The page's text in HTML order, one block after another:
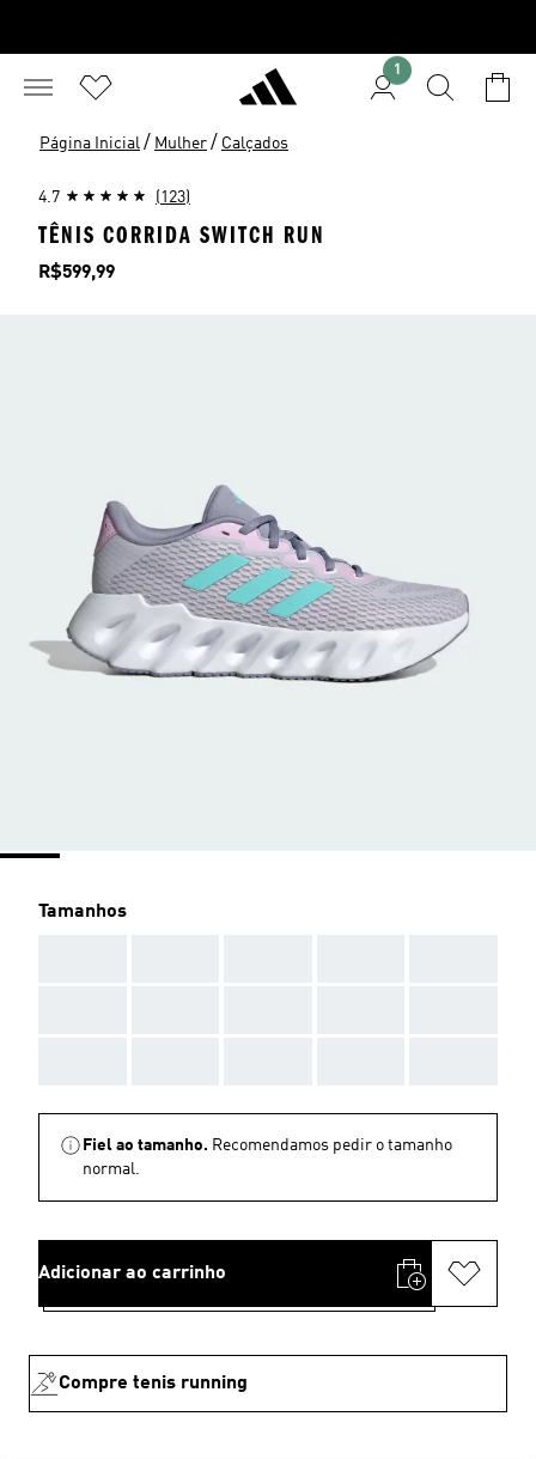
1
Página Inicial / Mulher / Calçados
4.7 (123)
TÊNIS CORRIDA SWITCH RUN
Preço
R$599,99
Tamanhos
Fiel ao tamanho. Recomendamos pedir o tamanho
normal.
Adicionar ao carrinho
Compre tenis running